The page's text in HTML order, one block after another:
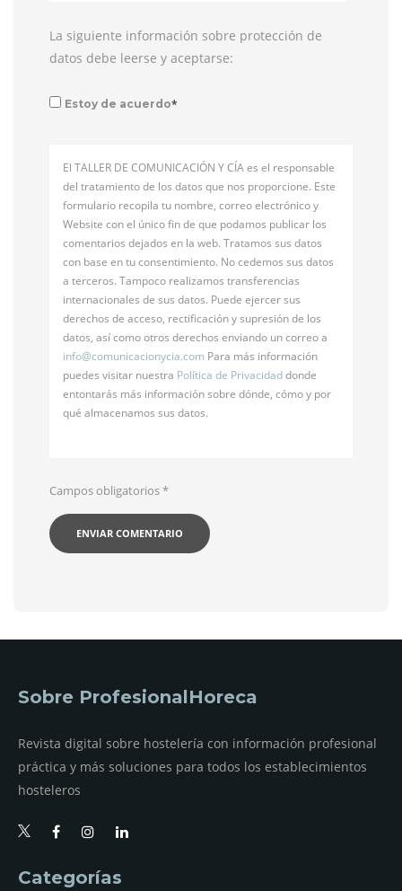
La siguiente información sobre protección de
datos debe leerse y aceptarse:
Estoy de acuerdo*
El TALLER DE COMUNICACIÓN Y CÍA es el responsable
del tratamiento de los datos que nos proporcione. Este
formulario recopila tu nombre, correo electrónico y
Website con el único fin de que podamos publicar los
comentarios dejados en la web. Tratamos sus datos
con base en tu consentimiento. No cedemos sus datos
a terceros. Tampoco realizamos transferencias
internacionales de sus datos. Puede ejercer sus
derechos de acceso, rectificación y supresión de los
datos, así como otros derechos enviando un correo a
info@comunicacionycia.com Para más información
puedes visitar nuestra Política de Privacidaddonde
entontarás más información sobre dónde, cómo y por
qué almacenamos sus datos.
Campos obligatorios*
Sobre ProfesionalHoreca
Revista digital sobre hostelería con información profesional
práctica y más soluciones para todos los establecimientos
hosteleros
Categorías